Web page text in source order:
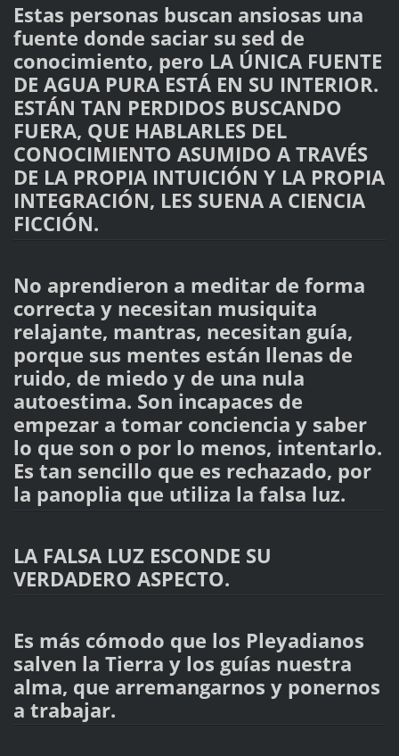
Estas personas buscan ansiosas una
fuente donde saciar su sed de
conocimiento, pero LA ÚNICA FUENTE
DE AGUA PURA ESTÁ EN SU INTERIOR.
ESTÁN TAN PERDIDOS BUSCANDO
FUERA, QUE HABLARLES DEL
CONOCIMIENTO ASUMIDO A TRAVÉS
DE LA PROPIA INTUICIÓN Y LA PROPIA
INTEGRACIÓN, LES SUENA A CIENCIA
FICCIÓN.
No aprendieron a meditar de forma
correcta y necesitan musiquita
relajante, mantras, necesitan guía,
porque sus mentes están llenas de
ruido, de miedo y de una nula
autoestima. Son incapaces de
empezar a tomar conciencia y saber
lo que son o por lo menos, intentarlo.
Es tan sencillo que es rechazado, por
la panoplia que utiliza la falsa luz.
LA FALSA LUZ ESCONDE SU
VERDADERO ASPECTO.
Es más cómodo que los Pleyadianos
salven la Tierra y los guías nuestra
alma, que arremangarnos y ponernos
a trabajar.